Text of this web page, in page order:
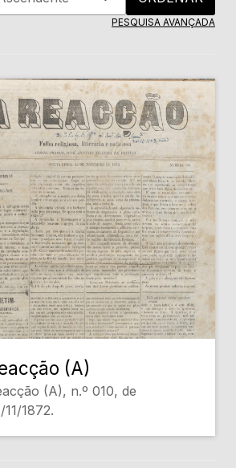
PESQUISA AVANÇADA
(A)
(A), n.º 010, de
11/1872.